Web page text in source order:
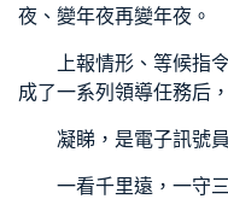
夜、變年夜再變年夜。
上報情形、等候指
成了一系列領導任務后
凝睇，是電子訊號
一看千里遠，一守